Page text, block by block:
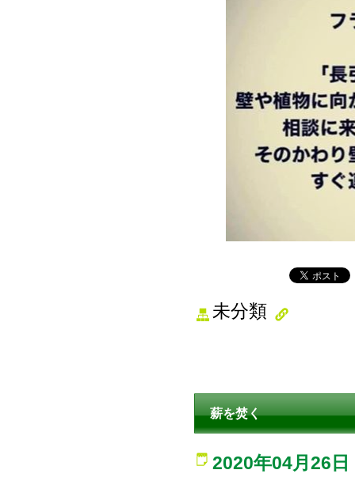
未分類
薪を焚く
2020年04月26日